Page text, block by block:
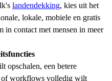
landendekking, kies uit het
lokale, mobiele en gratis
in contact met mensen in meer
opschalen, een betere
of workflows volledig wilt